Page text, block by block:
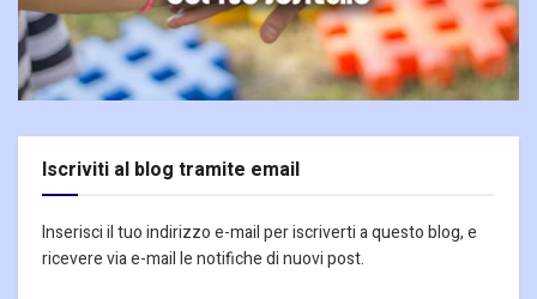
Iscriviti al blog tramite email
Inserisci il tuo indirizzo e-mail per iscriverti a questo blog, e
ricevere via e-mail le notifiche di nuovi post.